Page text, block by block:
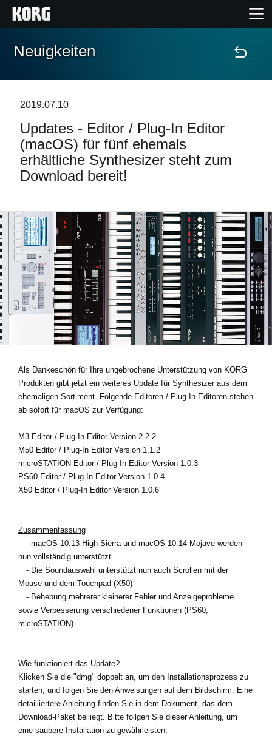
Home
Extras
Events
Händlersuche
Shop
Neuigkeiten
Gebiet / Land
Über KORG
Neuigkeiten
2019.07.10
Updates - Editor / Plug-In Editor
(macOS) für fünf ehemals
erhältliche Synthesizer steht zum
Download bereit!
Als Dankeschön für Ihre ungebrochene Unterstützung von KORG
Produkten gibt jetzt ein weiteres Update für Synthesizer aus dem
ehemaligen Sortiment. Folgende Editoren / Plug-In Editoren stehen
ab sofort für macOS zur Verfügung:
M3 Editor / Plug-In Editor Version 2.2.2
M50 Editor / Plug-In Editor Version 1.1.2
microSTATION Editor / Plug-In Editor Version 1.0.3
PS60 Editor / Plug-In Editor Version 1.0.4
X50 Editor / Plug-In Editor Version 1.0.6
Zusammenfassung
- macOS 10.13 High Sierra und macOS 10.14 Mojave werden
nun vollständig unterstützt.
- Die Soundauswahl unterstützt nun auch Scrollen mit der
Mouse und dem Touchpad (X50)
- Behebung mehrerer kleinerer Fehler und Anzeigeprobleme
sowie Verbesserung verschiedener Funktionen (PS60,
microSTATION)
Wie funktioniert das Update?
Klicken Sie die "dmg" doppelt an, um den Installationsprozess zu
starten, und folgen Sie den Anweisungen auf dem Bildschirm. Eine
detailliertere Anleitung finden Sie in dem Dokument, das dem
Download-Paket beiliegt. Bitte follgen Sie dieser Anleitung, um
eine saubere Installation zu gewährleisten.